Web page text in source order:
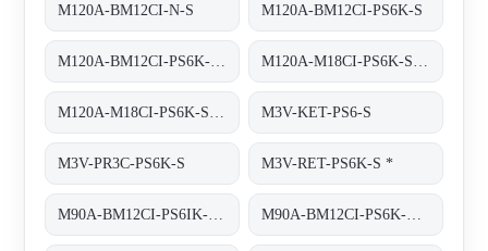
M120A-BM12CI-N-S M120A-BM12CI-PS6K-S
M3V-KET-PS6-S
M3V-PR3C-PS6K-S M3V-RET-PS6K-S *